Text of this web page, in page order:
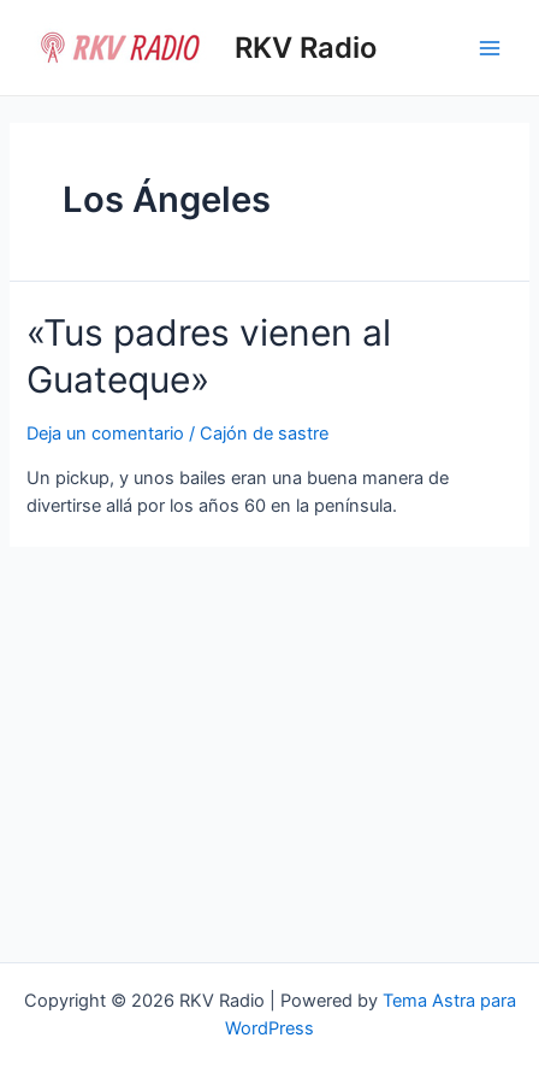
contenido
RKV Radio
Los Ángeles
«Tus padres vienen al
Guateque»
Deja un comentario /Cajón de sastre
Un pickup, y unos bailes eran una buena manera de
divertirse allá por los años 60 en la península.
Copyright © 2026 RKV Radio | Powered by Tema Astra para
WordPress